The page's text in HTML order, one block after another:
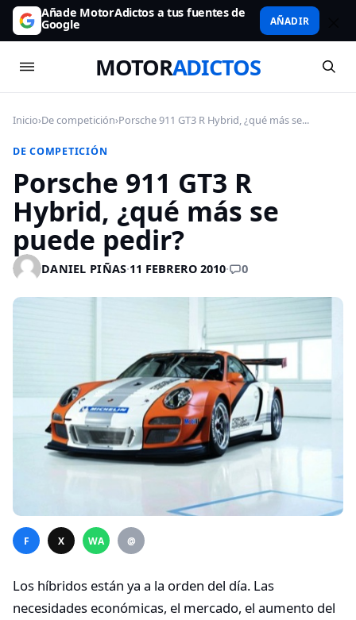
Añade MotorAdictos a tus fuentes de
Google AÑADIR
MOTORADICTOS
Inicio›De competición›Porsche 911 GT3 R Hybrid, ¿qué más se...
DE COMPETICIÓN
Porsche 911 GT3 R
Hybrid, ¿qué más se
puede pedir?
DANIEL PIÑAS·11 FEBRERO 2010· 0
F X WA @
Los híbridos están ya a la orden del día. Las
necesidades económicas, el mercado, el aumento del